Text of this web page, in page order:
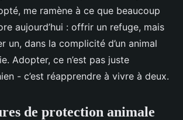
me ramène à ce que beaucoup
aujourd’hui : offrir un refuge, mais
un, dans la complicité d’un animal
Adopter, ce n’est pas juste
- c’est réapprendre à vivre à deux.
de protection animale